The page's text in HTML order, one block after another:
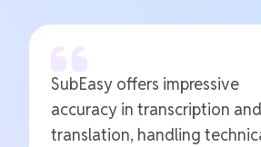
SubEasy offers impressive
accuracy in transcription and
translation, handling